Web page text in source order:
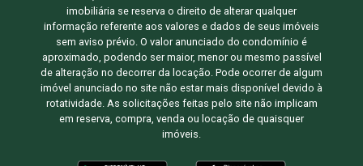
imobiliária se reserva o direito de alterar qualquer
informação referente aos valores e dados de seus imóveis
sem aviso prévio. O valor anunciado do condomínio é
aproximado, podendo ser maior, menor ou mesmo passível
de alteração no decorrer da locação. Pode ocorrer de algum
imóvel anunciado no site não estar mais disponível devido à
rotatividade. As solicitações feitas pelo site não implicam
em reserva, compra, venda ou locação de quaisquer
imóveis.